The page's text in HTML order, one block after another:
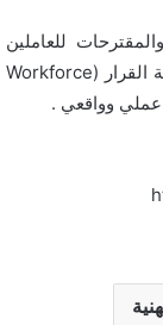
للعاملين
لتحقيق عنصر مشاركة العاملين في عملية صناعة القرار (Workforce